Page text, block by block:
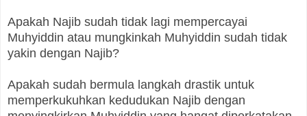
Apakah Najib sudah tidak lagi mempercayai
Muhyiddin atau mungkinkah Muhyiddin sudah tidak
yakin dengan Najib?
Apakah sudah bermula langkah drastik untuk
memperkukuhkan kedudukan Najib dengan